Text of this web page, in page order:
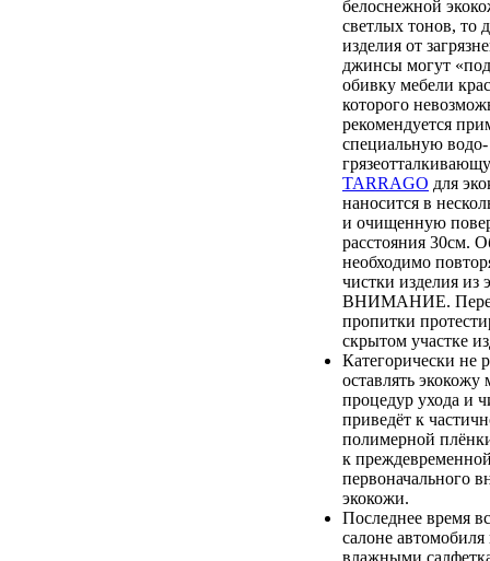
белоснежной
светлых тонов, то
изделия от
джинсы могут
обивку мебели
которого
рекомендуется
специальную
TARRAGO для
наносится в
и очищенную
расстояния 30см.
необходимо
чистки изделия из
ВНИМАНИЕ.
пропитки
скрытом участке
Категорически не
оставлять экокожу
процедур ухода и
приведёт к
полимерной
к
первоначального
экокожи.
Последнее время
салоне
влажными